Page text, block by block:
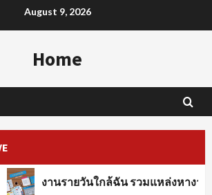
August 9, 2026
Home
รายวันใกล้ฉัน รวมแหล่งหางานทุกสาขาอา